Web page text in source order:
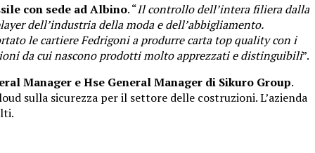
con sede ad Albino. “Il controllo dell’intera filiera dalla
dell’industria della moda e dell’abbigliamento.
le cartiere Fedrigoni a produrre carta top quality con i
da cui nascono prodotti molto apprezzati e distinguibili”.
Manager e Hse General Manager di Sikuro Group.
sulla sicurezza per il settore delle costruzioni. L’azienda